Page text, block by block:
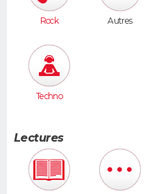
Rock Autres
Techno
Lectures